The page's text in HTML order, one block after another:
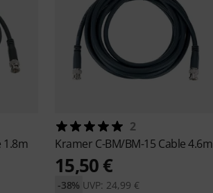
1.8m
2
Kramer C-BM/BM-15 Cable 4.6m
15,50 €
UVP: 24,99 €
-38%